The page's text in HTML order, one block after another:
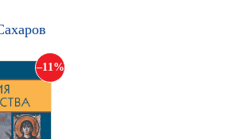
11